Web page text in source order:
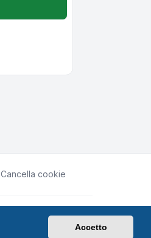
Accetto
Cancella cookie
UTC+02:00